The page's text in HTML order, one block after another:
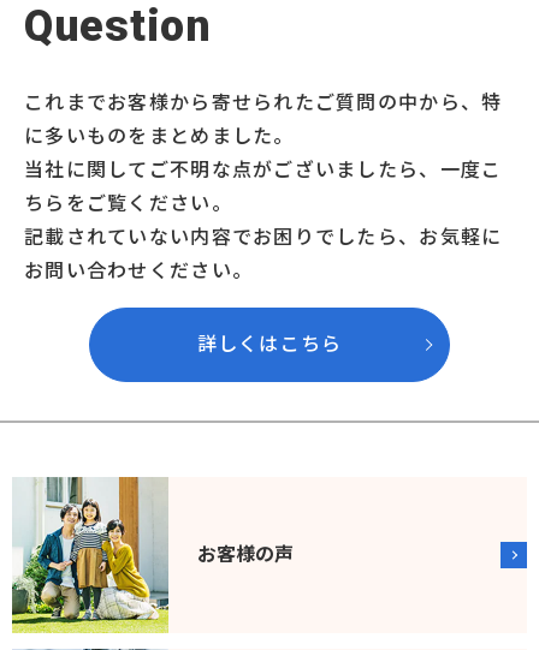
Question
これまでお客様から寄せられたご質問の中から、特
に多いものをまとめました。
当社に関してご不明な点がございましたら、一度こ
ちらをご覧ください。
記載されていない内容でお困りでしたら、お気軽に
お問い合わせください。
詳しくはこちら
お客様の声